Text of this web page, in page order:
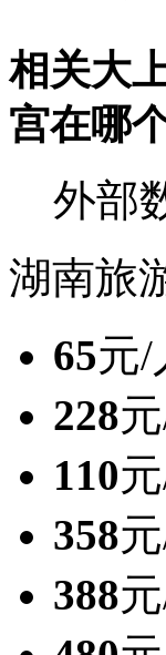
相关大
宫在哪
外部
湖南旅
65元/
228
110
358
388